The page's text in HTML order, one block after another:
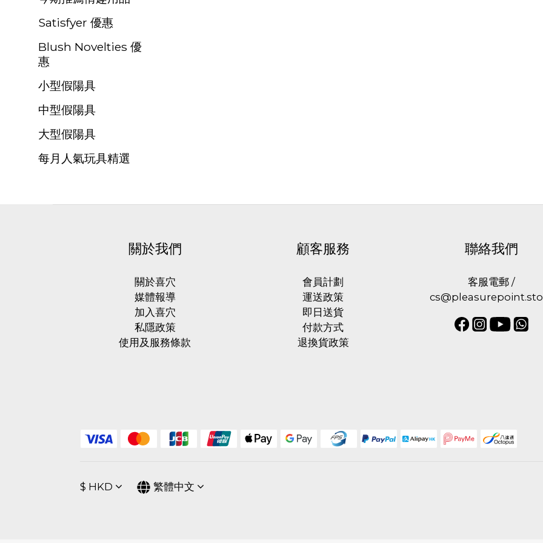
Satisfyer 優惠
Blush Novelties 優
惠
小型假陽具
中型假陽具
大型假陽具
每月人氣玩具精選
關於我們
關於喜穴
媒體報導
加入喜穴
私隱政策
使用及服務條款
顧客服務
會員計劃
運送政策
即日送貨
付款方式
退換貨政策
聯絡我們
客服電郵 /
$ HKD 繁體中文